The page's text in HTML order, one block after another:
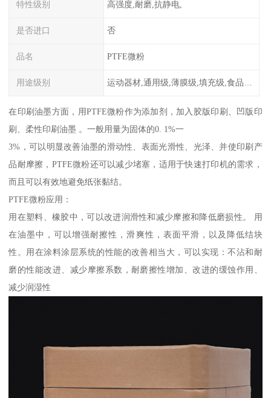
特性级别 高强度,耐磨,抗静电,
是否进口 否
品名 PTFE微粉
用途级别
在印刷油墨方面，用PTFE微粉作为添加剂，加入胶版印刷、凹版印
刷、柔性印刷油墨 。一般用量为固体的0. 1%一
3%，可以明显改善油墨的滑动性、表面光滑性、光泽、并使印刷产
品耐摩擦，PTFE微粉还可以减少堵塞，适用于快速打印机的需求，
而且可以有效地避免纸张黏结。
PTFE微粉应用：
用在塑料、橡胶中，可以改进润滑性和减少摩擦和降低磨损性。 用
在油墨中，可以增强耐擦性，滑爽性，表面平滑，以及降低结块
性。用在涂料涂层系统的性能的改善相当大，可以实现：不沾和耐
磨的性能改进、减少摩擦系数，耐磨擦性增加、改进的缓蚀作用、
减少润湿性